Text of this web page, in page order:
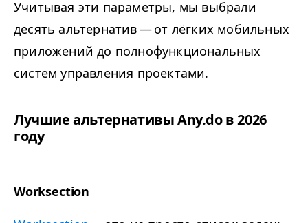
Учитывая эти параметры, мы выбрали
десять альтернатив — от лёгких мобильных
приложений до полнофункциональных
систем управления проектами.
Лучшие альтернативы Any​.do в 2026
году
Worksection